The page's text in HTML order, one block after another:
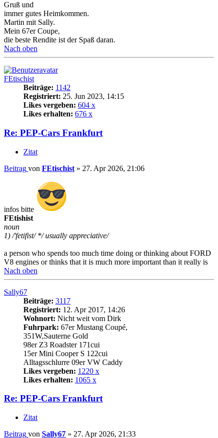
Gruß und
immer gutes Heimkommen.
Martin mit Sally.
Mein 67er Coupe,
die beste Rendite ist der Spaß daran.
Nach oben
FEtischist
Beiträge: 1142
Registriert: 25. Jun 2023, 14:15
Likes vergeben: 604 x
Likes erhalten: 676 x
Re: PEP-Cars Frankfurt
Zitat
Beitrag von FEtischist » 27. Apr 2026, 21:06
infos bitte
FEtishist
noun
1) /'fetifist/ */ usually appreciative/
a person who spends too much time doing or thinking about FORD
V8 engines or thinks that it is much more important than it really is
Nach oben
Sally67
Beiträge: 3117
Registriert: 12. Apr 2017, 14:26
Wohnort: Nicht weit vom Dirk
Fuhrpark: 67er Mustang Coupé,
351W,Sauterne Gold
98er Z3 Roadster 171cui
15er Mini Cooper S 122cui
Alltagsschlurre 09er VW Caddy
Likes vergeben: 1220 x
Likes erhalten: 1065 x
Re: PEP-Cars Frankfurt
Zitat
Beitrag von Sally67 » 27. Apr 2026, 21:33